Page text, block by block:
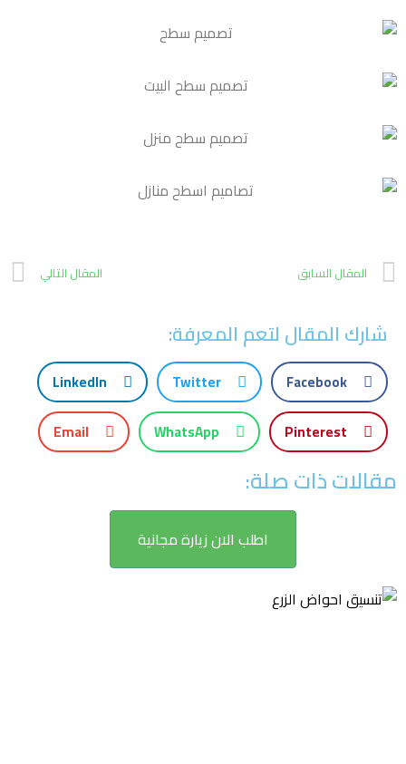
المقال السابق المقال التالي
شارك المقال لتعم المعرفة:
Facebook
Twitter
LinkedIn
Pinterest
WhatsApp
Email
مقالات ذات صلة:
اطلب الان زيارة مجانية